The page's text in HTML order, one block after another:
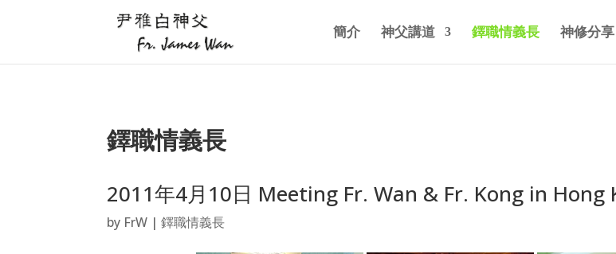
簡介 神父講道 鐸職情義長 神修分享
鐸職情義長
2011年4月10日 Meeting Fr. Wan & Fr. Kong in Hong
by FrW |鐸職情義長